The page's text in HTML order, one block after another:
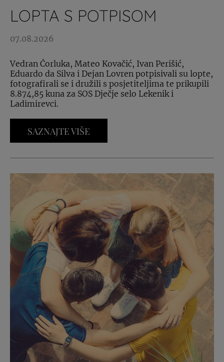
LOPTA S POTPISOM
07.08.2026
Vedran Ćorluka, Mateo Kovačić, Ivan Perišić,
Eduardo da Silva i Dejan Lovren potpisivali su lopte,
fotografirali se i družili s posjetiteljima te prikupili
8.874,85 kuna za SOS Dječje selo Lekenik i
Ladimirevci.
SAZNAJTE VIŠE